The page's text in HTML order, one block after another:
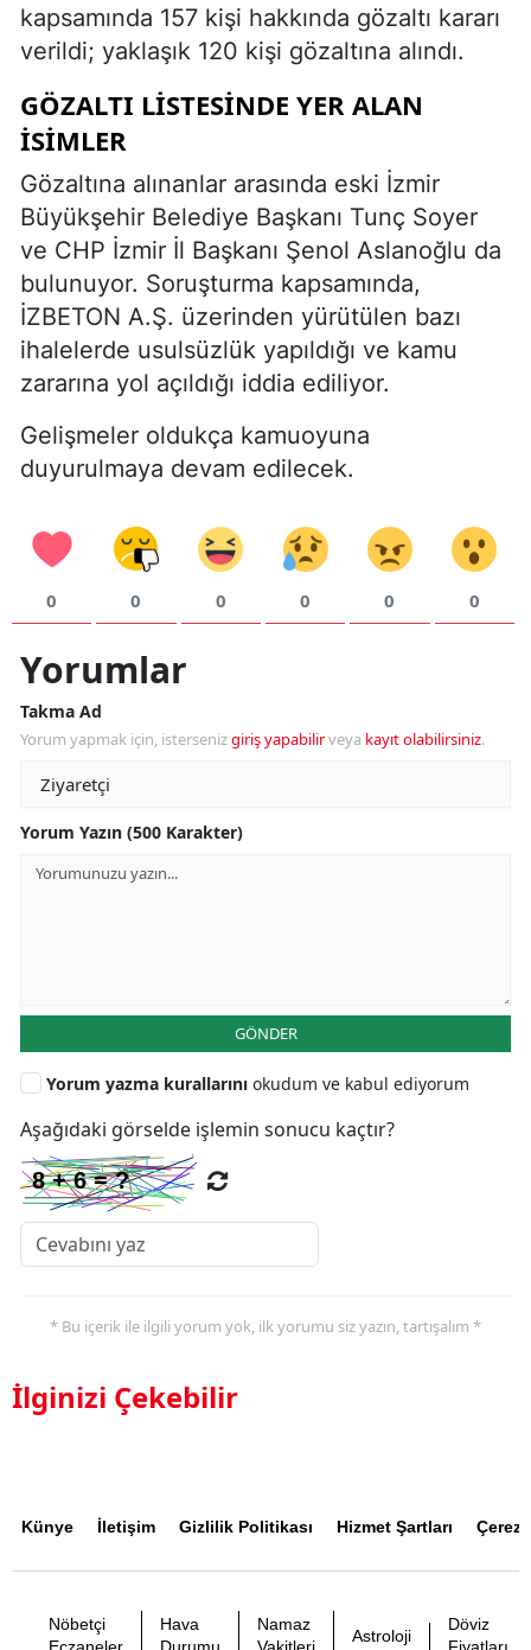
kapsamında 157 kişi hakkında gözaltı kararı
verildi; yaklaşık 120 kişi gözaltına alındı.
GÖZALTI LISTESINDE YER ALAN
İSIMLER
Gözaltına alınanlar arasında eski İzmir
Büyükşehir Belediye Başkanı Tunç Soyer
ve CHP İzmir İl Başkanı Şenol Aslanoğlu da
bulunuyor. Soruşturma kapsamında,
İZBETON A.Ş. üzerinden yürütülen bazı
ihalelerde usulsüzlük yapıldığı ve kamu
zararına yol açıldığı iddia ediliyor.
Gelişmeler oldukça kamuoyuna
duyurulmaya devam edilecek.
0 0 0 0 0 0
Yorumlar
Takma Ad
Yorum yapmak için, istersenizgiriş yapabilirveya kayıt olabilirsiniz.
Yorum Yazın (500 Karakter)
GÖNDER
Yorum yazma kurallarını okudum ve kabul ediyorum
Aşağıdaki görselde işlemin sonucu kaçtır?
* Bu içerik ile ilgili yorum yok, ilk yorumu siz yazın, tartışalım *
İlginizi Çekebilir
Künye İletişim Gizlilik Politikası Hizmet Şartları Çerez
Nöbetçi
Hava
Namaz
Astroloji
Döviz